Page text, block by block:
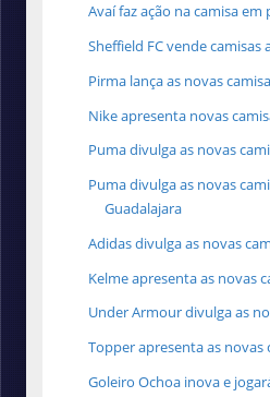
Avaí faz ação na camisa
Sheffield FC vende camisas
Pirma lança as novas
Nike apresenta novas
Puma divulga as novas
Puma divulga as novas
Guadalajara
Adidas divulga as novas
Kelme apresenta as novas
Under Armour divulga as
Topper apresenta as novas
Goleiro Ochoa inova e